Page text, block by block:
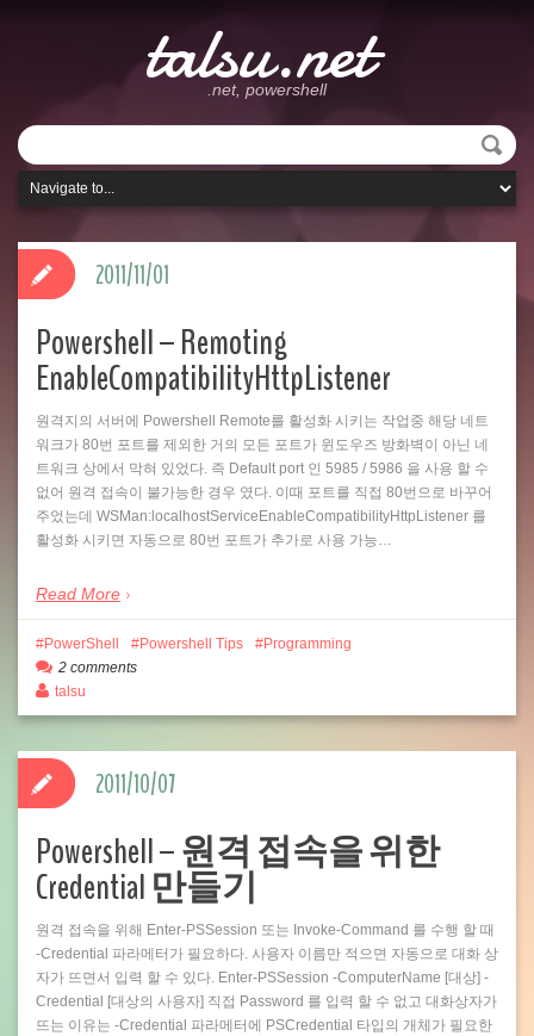
talsu.net
.net, powershell
Powershell – Remoting
EnableCompatibilityHttpListener
원격지의 서버에 Powershell Remote를 활성화 시키는 작업중 해당 네트
워크가 80번 포트를 제외한 거의 모든 포트가 윈도우즈 방화벽이 아닌 네
트워크 상에서 막혀 있었다. 즉 Default port 인 5985 / 5986 을 사용 할 수
없어 원격 접속이 불가능한 경우 였다. 이때 포트를 직접 80번으로 바꾸어
주었는데 WSMan:localhostServiceEnableCompatibilityHttpListener 를
활성화 시키면 자동으로 80번 포트가 추가로 사용 가능…
Read More
2011/11/01
PowerShell Powershell Tips
Programming
2 comments
talsu
Powershell – 원격 접속을 위한
Credential 만들기
원격 접속을 위해 Enter-PSSession 또는 Invoke-Command 를 수행 할 때
-Credential 파라메터가 필요하다. 사용자 이름만 적으면 자동으로 대화 상
자가 뜨면서 입력 할 수 있다. Enter-PSSession -ComputerName [대상] -
Credential [대상의 사용자] 직접 Password 를 입력 할 수 없고 대화상자가
뜨는 이유는 -Credential 파라메터에 PSCredential 타입의 개체가 필요한
2011/10/07